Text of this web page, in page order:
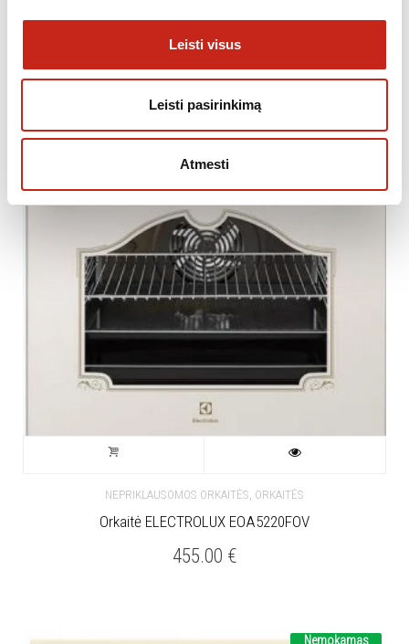
Leisti visus
Leisti pasirinkimą
Atmesti
NEPRIKLAUSOMOS ORKAITĖS, ORKAITĖS
Orkaitė ELECTROLUX EOA5220FOV
455.00 €
Nemokamas